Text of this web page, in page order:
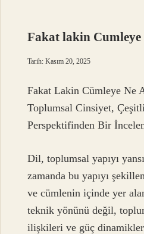
Fakat lakin
Tarih: Kasım 20, 2025
Fakat Lakin Cümleye Ne
Toplumsal Cinsiyet,
Perspektifinden Bir
Dil, toplumsal yapıyı
zamanda bu yapıyı
ve cümlenin içinde yer
teknik yönünü değil,
ilişkileri ve güç